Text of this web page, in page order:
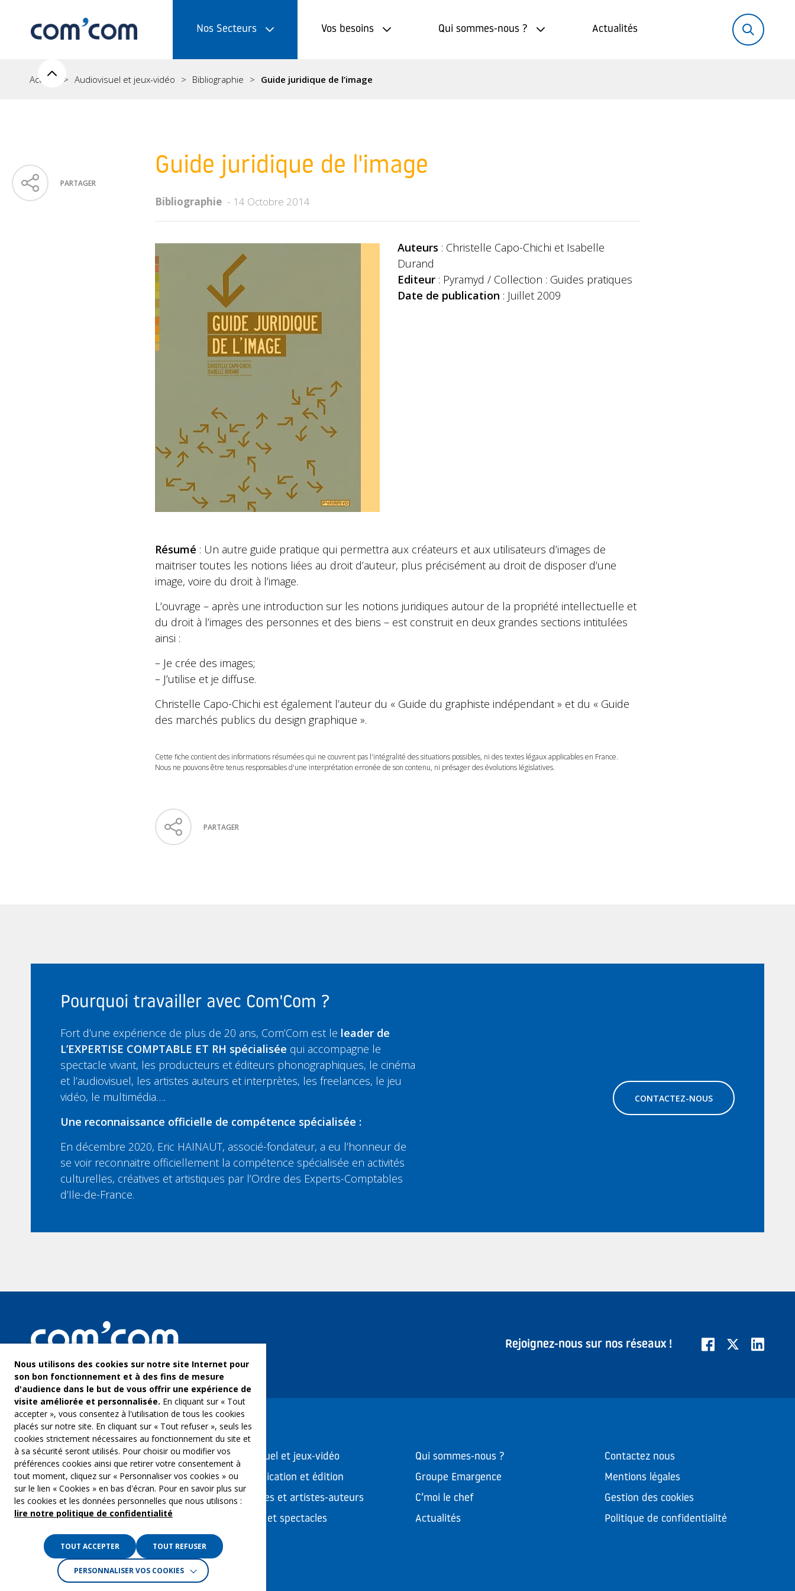
Nos Secteurs Vos besoins Qui sommes-nous ? Actualités
Rechercher:
Accueil Audiovisuel et jeux-vidéo Bibliographie Guide juridique de l’image
Guide juridique de l'image
Bibliographie 14 Octobre 2014
PARTAGER
Auteurs : Christelle Capo-Chichi et Isabelle
Durand
Editeur : Pyramyd / Collection : Guides pratiques
Date de publication : Juillet 2009
Résumé : Un autre guide pratique qui permettra aux créateurs et aux utilisateurs d’images de
maitriser toutes les notions liées au droit d’auteur, plus précisément au droit de disposer d’une
image, voire du droit à l’image.
L’ouvrage – après une introduction sur les notions juridiques autour de la propriété intellectuelle et
du droit à l’images des personnes et des biens – est construit en deux grandes sections intitulées
ainsi :
– Je crée des images;
– J’utilise et je diffuse.
Christelle Capo-Chichi est également l’auteur du « Guide du graphiste indépendant » et du « Guide
des marchés publics du design graphique ».
Cette fiche contient des informations résumées qui ne couvrent pas l'intégralité des situations possibles, ni des textes légaux applicables en France.
Nous ne pouvons être tenus responsables d'une interprétation erronée de son contenu, ni présager des évolutions législatives.
PARTAGER
Pourquoi travailler avec Com'Com ?
Fort d’une expérience de plus de 20 ans, Com’Com est le leader de
L’EXPERTISE COMPTABLE ET RH spécialisée qui accompagne le
spectacle vivant, les producteurs et éditeurs phonographiques, le cinéma
et l’audiovisuel, les artistes auteurs et interprètes, les freelances, le jeu
vidéo, le multimédia….
Une reconnaissance officielle de compétence spécialisée :
En décembre 2020, Eric HAINAUT, associé-fondateur, a eu l’honneur de
se voir reconnaitre officiellement la compétence spécialisée en activités
culturelles, créatives et artistiques par l’Ordre des Experts-Comptables
d’Ile-de-France.
CONTACTEZ-NOUS
Rejoignez-nous sur nos réseaux !
COM’COM
Groupe Emargence
141 avenue de Wagram
75017 Paris
Tél. :01 53 19 00 00
Audiovisuel et jeux-vidéo
Communication et édition
Freelances et artistes-auteurs
Musique et spectacles
Qui sommes-nous ?
Groupe Emargence
C’moi le chef
Actualités
Contactez nous
Mentions légales
Gestion des cookies
Politique de confidentialité
Crédits : La Jungle
Nous utilisons des cookies sur notre site Internet pour
son bon fonctionnement et à des fins de mesure
d'audience dans le but de vous offrir une expérience de
visite améliorée et personnalisée. En cliquant sur « Tout
accepter », vous consentez à l'utilisation de tous les cookies
placés sur notre site. En cliquant sur « Tout refuser », seuls les
cookies strictement nécessaires au fonctionnement du site et
à sa sécurité seront utilisés. Pour choisir ou modifier vos
préférences cookies ainsi que retirer votre consentement à
tout moment, cliquez sur « Personnaliser vos cookies » ou
sur le lien « Cookies » en bas d'écran. Pour en savoir plus sur
les cookies et les données personnelles que nous utilisons :
lire notre politique de confidentialité
TOUT ACCEPTER TOUT REFUSER
PERSONNALISER VOS COOKIES